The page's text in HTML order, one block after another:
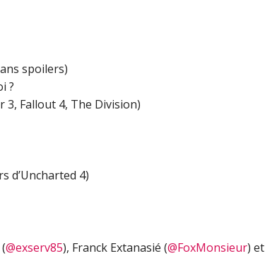
spoilers)
?
3, Fallout 4, The Division)
d’Uncharted 4)
@exserv85), Franck Extanasié (@FoxMonsieur) et